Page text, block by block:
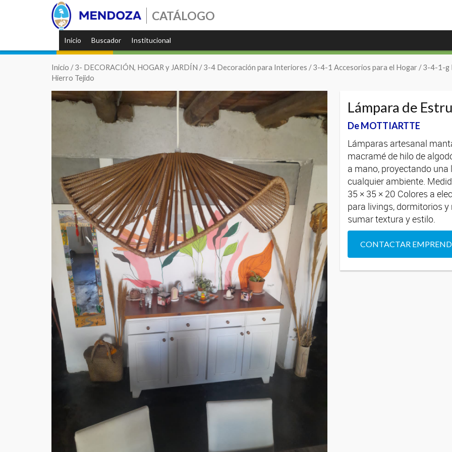
CATÁLOGO
Inicio Buscador Institucional
Inicio /3- DECORACIÓN, HOGAR y JARDÍN /3-4 Decoración para Interiores /3-4-1 Accesorios para el Hogar /3-4-1-g
Hierro Tejido
Lámpara de
De MOTTIARTTE
Lámparas artesanal
macramé de hilo de
a mano, proyectando
cualquier ambiente.
35 × 35 × 20 Colores a
para livings, dormitorios
sumar textura y estilo.
CONTACTAR